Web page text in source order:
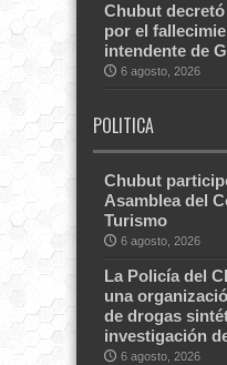
Chubut
por el
intendente de
6 agosto, 2026
POLITICA
Chubut
Asamblea del
Turismo
6 agosto, 2026
La Policía del
una
de drogas
investigación
6 agosto, 2026